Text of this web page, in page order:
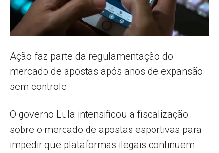
AL
Ação faz parte da regulamentação do
mercado de apostas após anos de expansão
sem controle
O governo Lula intensificou a fiscalização
sobre o mercado de apostas esportivas para
impedir que plataformas ilegais continuem